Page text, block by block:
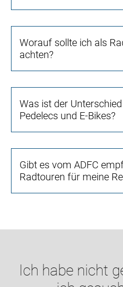
Worauf sollte ich als
achten?
Was ist der
Pedelecs und E-Bikes?
Gibt es vom ADFC
Radtouren für meine
Ich habe nicht